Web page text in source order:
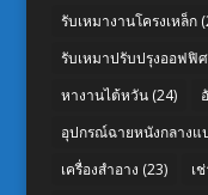
รับเหมางานโครงเหล็ก
รับเหมาปรับปรุงออฟฟิศ
หางานไต้หวัน(24)
อุปกรณ์ฉายหนังกลางแ
เครื่องสำอาง (23) เ